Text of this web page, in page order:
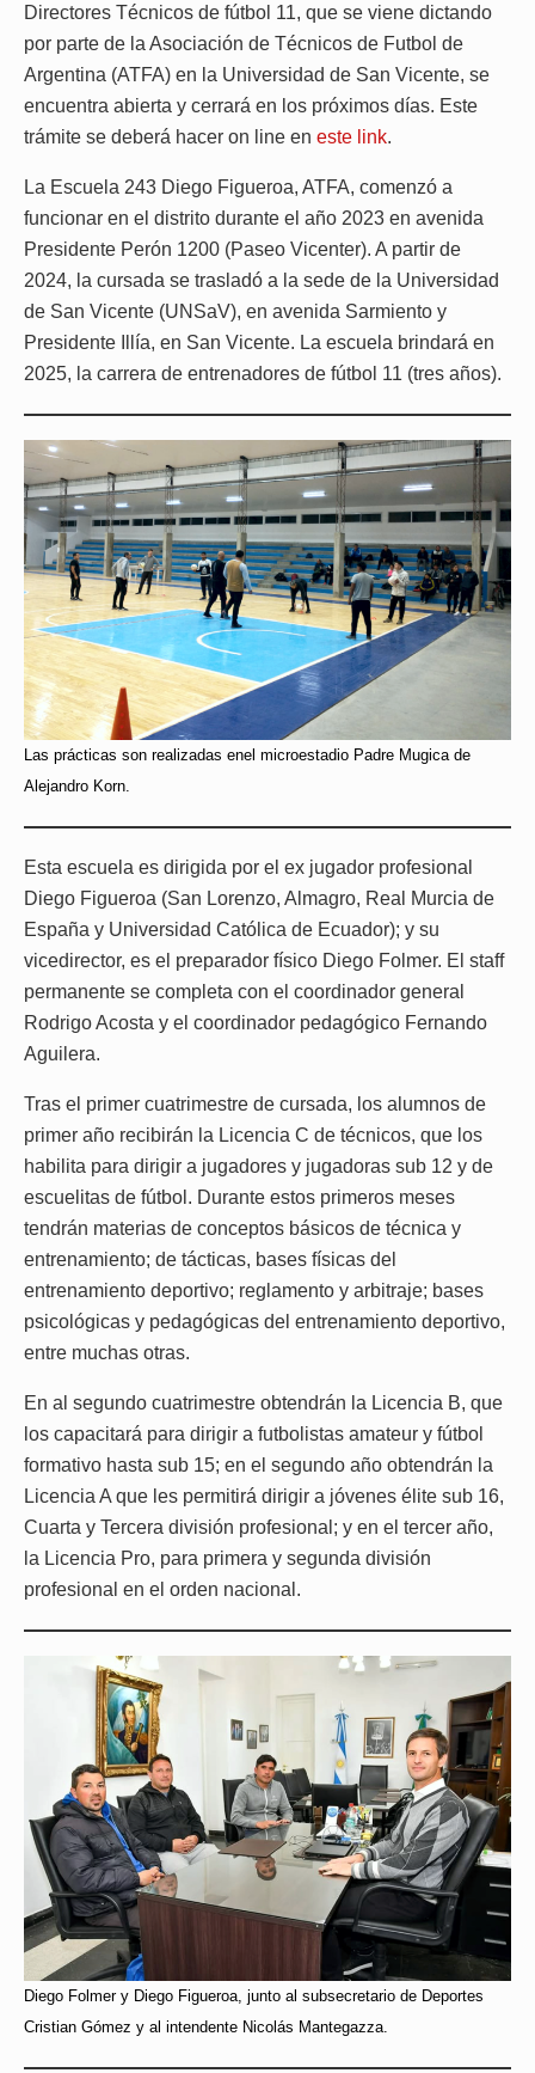
Directores Técnicos de fútbol 11, que se viene dictando
por parte de la Asociación de Técnicos de Futbol de
Argentina (ATFA) en la Universidad de San Vicente, se
encuentra abierta y cerrará en los próximos días. Este
trámite se deberá hacer on line en este link.
La Escuela 243 Diego Figueroa, ATFA, comenzó a
funcionar en el distrito durante el año 2023 en avenida
Presidente Perón 1200 (Paseo Vicenter). A partir de
2024, la cursada se trasladó a la sede de la Universidad
de San Vicente (UNSaV), en avenida Sarmiento y
Presidente Illía, en San Vicente. La escuela brindará en
2025, la carrera de entrenadores de fútbol 11 (tres años).
Las prácticas son realizadas enel microestadio Padre Mugica de
Alejandro Korn.
Esta escuela es dirigida por el ex jugador profesional
Diego Figueroa (San Lorenzo, Almagro, Real Murcia de
España y Universidad Católica de Ecuador); y su
vicedirector, es el preparador físico Diego Folmer. El staff
permanente se completa con el coordinador general
Rodrigo Acosta y el coordinador pedagógico Fernando
Aguilera.
Tras el primer cuatrimestre de cursada, los alumnos de
primer año recibirán la Licencia C de técnicos, que los
habilita para dirigir a jugadores y jugadoras sub 12 y de
escuelitas de fútbol. Durante estos primeros meses
tendrán materias de conceptos básicos de técnica y
entrenamiento; de tácticas, bases físicas del
entrenamiento deportivo; reglamento y arbitraje; bases
psicológicas y pedagógicas del entrenamiento deportivo,
entre muchas otras.
En al segundo cuatrimestre obtendrán la Licencia B, que
los capacitará para dirigir a futbolistas amateur y fútbol
formativo hasta sub 15; en el segundo año obtendrán la
Licencia A que les permitirá dirigir a jóvenes élite sub 16,
Cuarta y Tercera división profesional; y en el tercer año,
la Licencia Pro, para primera y segunda división
profesional en el orden nacional.
Diego Folmer y Diego Figueroa, junto al subsecretario de Deportes
Cristian Gómez y al intendente Nicolás Mantegazza.